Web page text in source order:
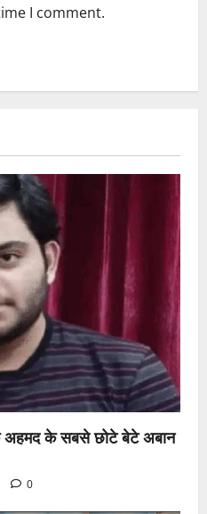
I comment.
के सबसे छोटे बेटे अबान
0